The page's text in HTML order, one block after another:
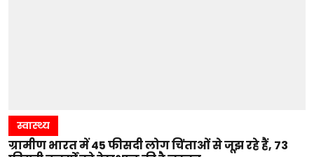
स्वास्थ्य
ग्रामीण भारत में 45 फीसदी लोग चिंताओं से जूझ रहे हैं, 73